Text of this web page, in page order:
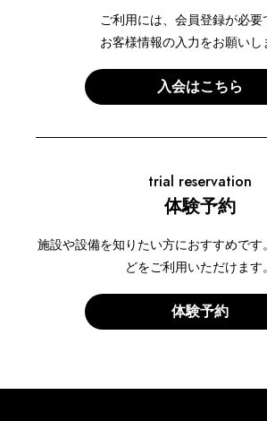
ご利用には、会員登録が必要
お客様情報の入力をお願いし
入会はこちら
trial reservation
体験予約
施設や設備を知りたい方におすすめです
どをご利用いただけます。
体験予約